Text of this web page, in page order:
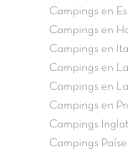
Campings en
Campings en
Campings en
Campings en
Campings en
Campings en
Campings
Campings